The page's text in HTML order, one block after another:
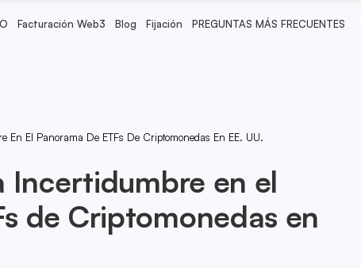
Facturación Web3 Blog Fijación PREGUNTAS MÁS FRECUENTES
En El Panorama De ETFs De Criptomonedas En EE. UU.
Incertidumbre en el
de Criptomonedas en